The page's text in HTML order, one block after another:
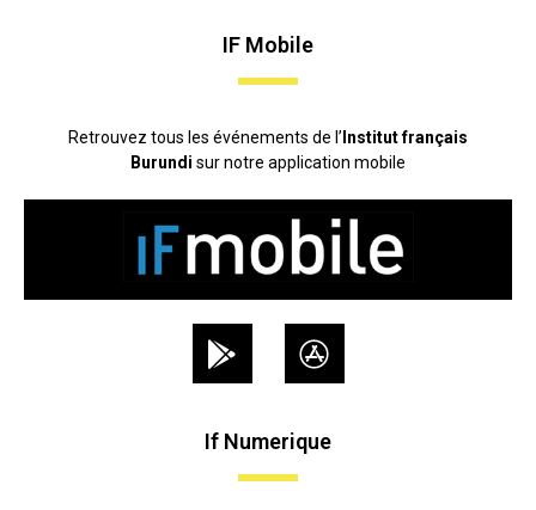
IF Mobile
Retrouvez tous les événements de l’ Institut français
Burundi sur notre application mobile
If Numerique